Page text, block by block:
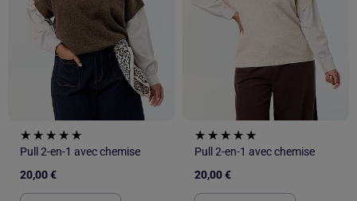
Pull 2-en-1 avec chemise
20,00 €
Pull 2-en-1 avec chemise
20,00 €